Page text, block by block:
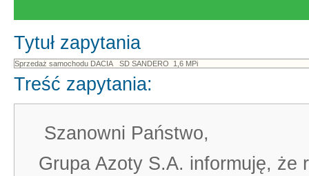
Tytuł zapytania
Treść zapytania:
Szanowni Państwo,
Grupa Azoty S.A. informuję, że